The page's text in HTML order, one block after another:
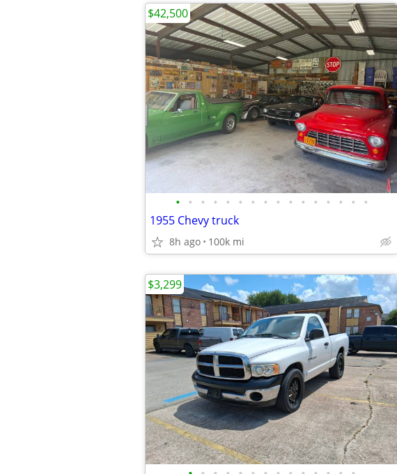
• • • • • • • • • • • • • • • •
1955 Chevy truck
8h ago 100k mi
$42,500
$3,299